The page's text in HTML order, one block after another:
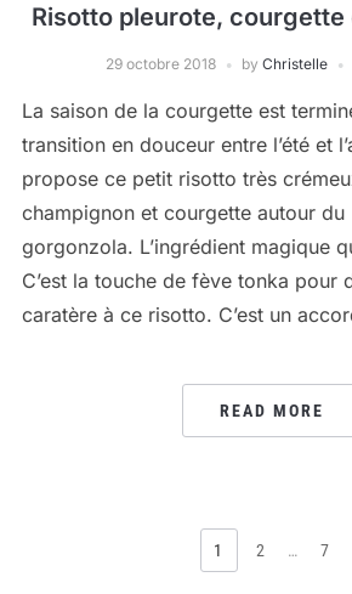
Risotto pleurote,
29 octobre 2018 by Christelle
La saison de la courgette est
transition en douceur entre l’été et
propose ce petit risotto très
champignon et courgette autour du
gorgonzola. L’ingrédient magique
C’est la touche de fève tonka pour
caratère à ce risotto. C’est un
READ MORE
1 2 … 7